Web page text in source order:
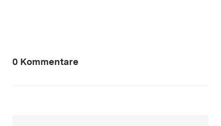
0 Kommentare